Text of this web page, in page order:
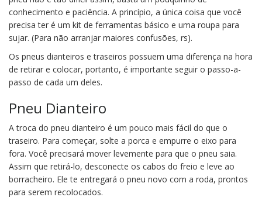
conhecimento e paciência. A princípio, a única coisa que você
precisa ter é um kit de ferramentas básico e uma roupa para
sujar. (Para não arranjar maiores confusões, rs).
Os pneus dianteiros e traseiros possuem uma diferença na hora
de retirar e colocar, portanto, é importante seguir o passo-a-
passo de cada um deles.
Pneu Dianteiro
A troca do pneu dianteiro é um pouco mais fácil do que o
traseiro. Para começar, solte a porca e empurre o eixo para
fora. Você precisará mover levemente para que o pneu saia.
Assim que retirá-lo, desconecte os cabos do freio e leve ao
borracheiro. Ele te entregará o pneu novo com a roda, prontos
para serem recolocados.